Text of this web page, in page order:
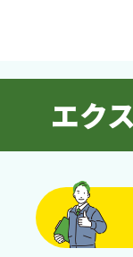
エク